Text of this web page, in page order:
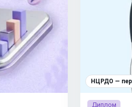
НЦРДО —
Диплом